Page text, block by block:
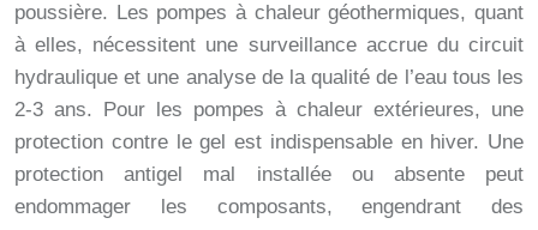
poussière. Les pompes à chaleur géothermiques, quant
à elles, nécessitent une surveillance accrue du circuit
hydraulique et une analyse de la qualité de l’eau tous les
2-3 ans. Pour les pompes à chaleur extérieures, une
protection contre le gel est indispensable en hiver. Une
protection antigel mal installée ou absente peut
endommager les composants, engendrant des